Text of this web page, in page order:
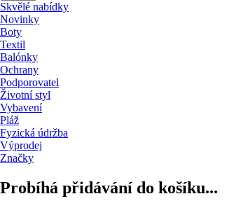
Skvělé nabídky
Novinky
Boty
Textil
Balónky
Ochrany
Podporovatel
Životní styl
Vybavení
Pláž
Fyzická údržba
Výprodej
Značky
Probíhá přidávání do košíku...